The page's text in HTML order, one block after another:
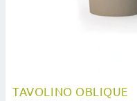
TAVOLINO OBLIQUE